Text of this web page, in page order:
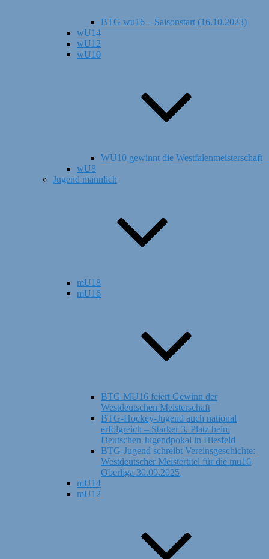
BTG wu16 – Saisonstart (16.10.2023)
wU14
wU12
wU10
WU10 gewinnt die Westfalenmeisterschaft
wU8
Jugend männlich
mU18
mU16
BTG MU16 feiert Gewinn der
Westdeutschen Meisterschaft
BTG-Hockey-Jugend auch national
erfolgreich – Starker 3. Platz beim
Deutschen Jugendpokal in Hiesfeld
BTG-Jugend schreibt Vereinsgeschichte:
Westdeutscher Meistertitel für die mu16
Oberliga 30.09.2025
mU14
mU12